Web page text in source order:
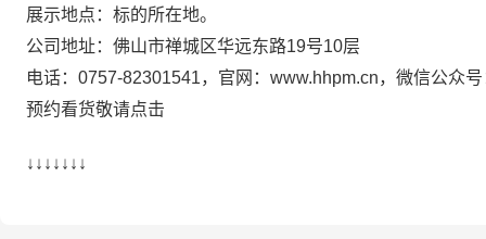
展示地点：标的所在地。
公司地址：佛山市禅城区华远东路19号10层
电话： 0757-82301541，官网：www.hhpm.cn，微信公众
预约看货敬请点击
↓↓↓↓↓↓↓